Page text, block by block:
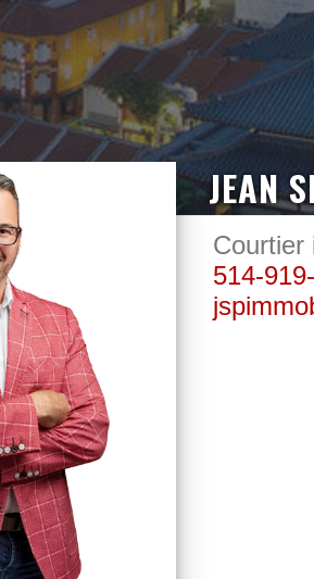
JEAN
Courtier
514-